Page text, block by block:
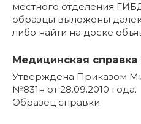
местного отделения
образцы выложены
либо найти на доске
Медицинская
Утверждена Приказом
№831н от 28.09.2010 года.
Образец справки